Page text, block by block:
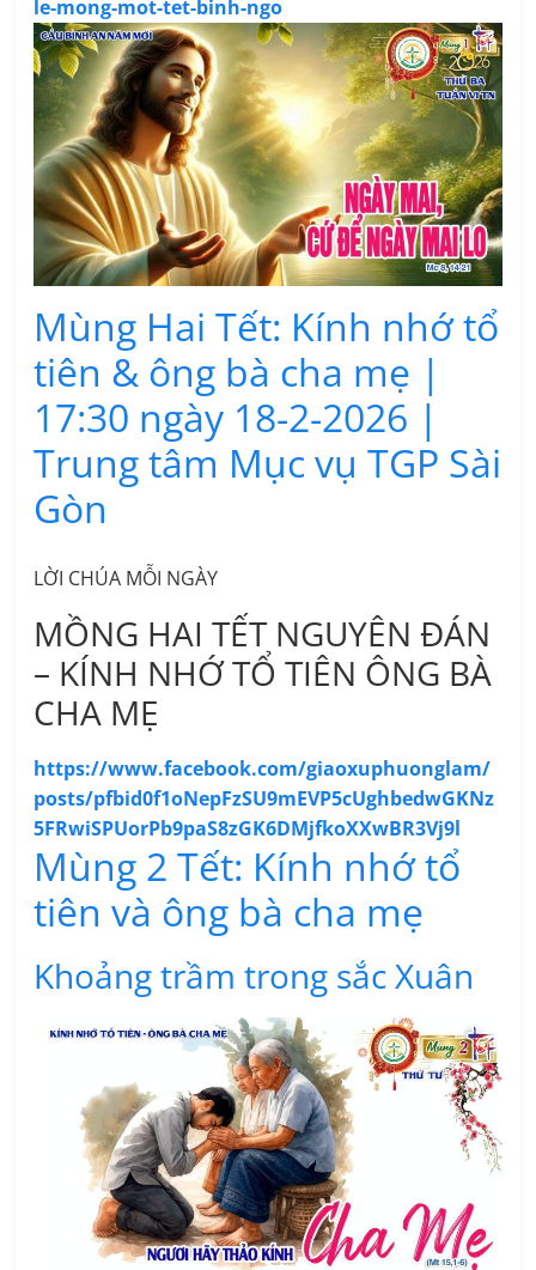
le-mong-mot-tet-binh-ngo
Mùng Hai Tết: Kính nhớ tổ
tiên & ông bà cha mẹ |
17:30 ngày 18-2-2026 |
Trung tâm Mục vụ TGP Sài
Gòn
LỜI CHÚA MỖI NGÀY
MỒNG HAI TẾT NGUYÊN ĐÁN
– KÍNH NHỚ TỔ TIÊN ÔNG BÀ
CHA MẸ
https://www.facebook.com/giaoxuphuonglam/
posts/pfbid0f1oNepFzSU9mEVP5cUghbedwGKNz
5FRwiSPUorPb9paS8zGK6DMjfkoXXwBR3Vj9l
Mùng 2 Tết: Kính nhớ tổ
tiên và ông bà cha mẹ
Khoảng trầm trong sắc Xuân